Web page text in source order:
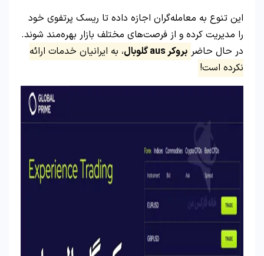
این تنوع به معامله‌گران اجازه داده تا ریسک پرتفوی خود
را مدیریت کرده و از فرصت‌های مختلف بازار بهره‌مند شوند.
در حال حاضر بروکر aus گلوبال
، به ایرانیان خدمات ارائه
نکرده است!